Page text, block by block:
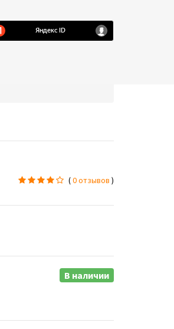
(0 отзывов )
В наличии